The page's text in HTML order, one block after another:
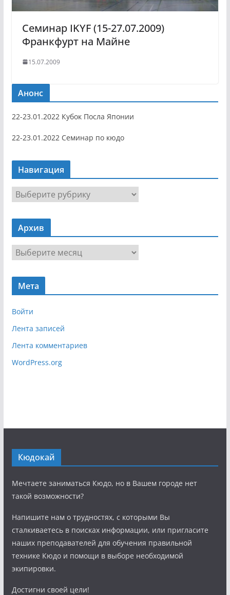
Семинар IKYF (15-27.07.2009)
Франкфурт на Майне
15.07.2009
Анонс
22-23.01.2022 Кубок Посла Японии
22-23.01.2022 Семинар по кюдо
Навигация
Н
а
в
г
я
Архив
р
х
Мета
Войти
Лента записей
Лента комментариев
WordPress.org
Кюдокай
Мечтаете заниматься Кюдо, но в Вашем городе нет
такой возможности?
Напишите нам о трудностях, с которыми Вы
сталкиваетесь в поисках информации, или пригласите
наших преподавателей для обучения правильной
технике Кюдо и помощи в выборе необходимой
экипировки.
Достигни своей цели!